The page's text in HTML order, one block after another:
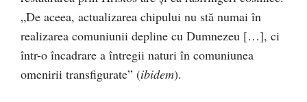
„De aceea, actualizarea chipului nu stă numai în
realizarea comuniunii depline cu Dumnezeu […], ci
într-o încadrare a întregii naturi în comuniunea
omenirii transfigurate” (ibidem).